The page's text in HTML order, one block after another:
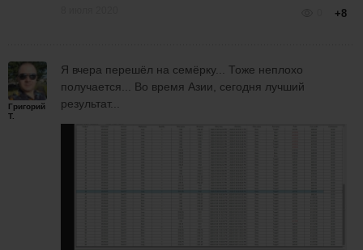
+8
Григорий
Т.
Я вчера перешёл на семёрку... Тоже неплохо
получается... Во время Азии, сегодня лучший
результат...